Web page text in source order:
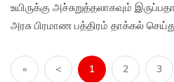
உயிருக்கு அச்சுறுத்தலாகவும்
அரசு பிரமாண பத்திரம் தாக்கல்
« < 1 2 3